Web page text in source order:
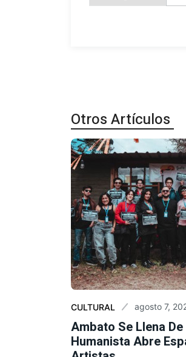
Otros Artículos
CULTURAL agosto 7,
Ambato Se Llena
Humanista Abre